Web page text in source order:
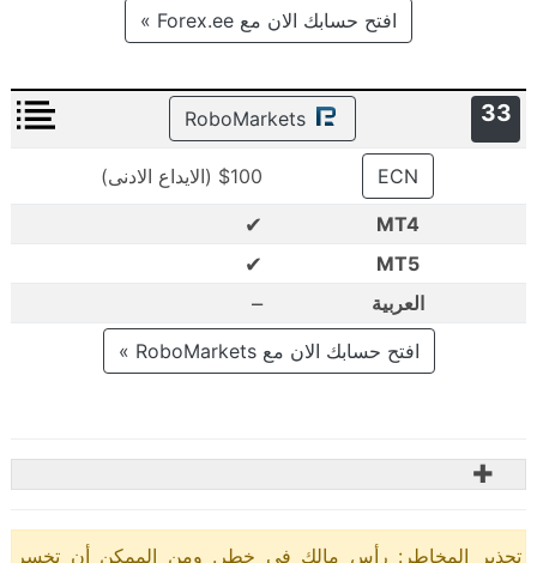
افتح حسابك الان مع Forex.ee »
33
ECN
$100 (الايداع الادنى)
MT4
✔
MT5
✔
العربية –
افتح حسابك الان مع RoboMarkets »
✚
تحذير المخاطر: رأس مالك في خطر. ومن الممكن أن تخسر